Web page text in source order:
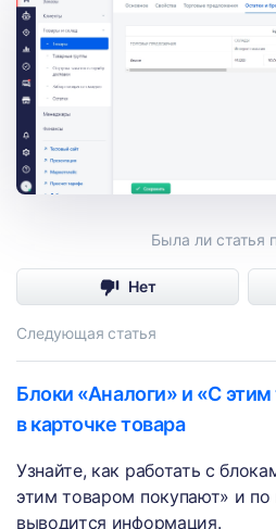
Была ли статья
Нет
Следующая статья
Блоки «Аналоги» и «С
в карточке товара
Узнайте, как работать с
этим товаром покупают» и
выводится информация.